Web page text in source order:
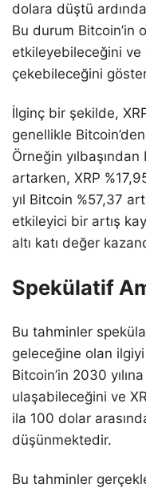
dolara düştü
Bu durum Bitcoin’in
etkileyebileceğini ve
çekebileceğini
İlginç bir şekilde,
genellikle
Örneğin
artarken, XRP
yıl Bitcoin %57,37
etkileyici bir artış
altı katı değer
Spekülatif
Bu tahminler
geleceğine olan ilgiyi
Bitcoin’in 2030
ulaşabileceğini ve
ila 100 dolar
düşünmektedir.
Bu tahminler